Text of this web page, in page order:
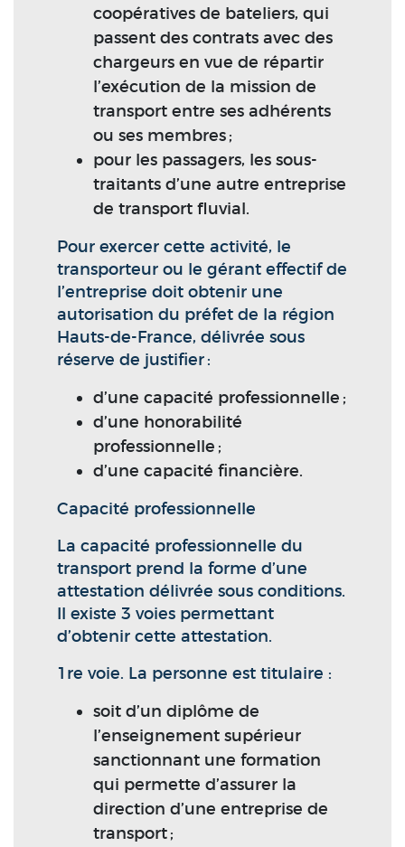
coopératives de bateliers, qui
passent des contrats avec des
chargeurs en vue de répartir
l’exécution de la mission de
transport entre ses adhérents
ou ses membres ;
pour les passagers, les sous-
traitants d’une autre entreprise
de transport fluvial.
Pour exercer cette activité, le
transporteur ou le gérant effectif de
l’entreprise doit obtenir une
autorisation du préfet de la région
Hauts-de-France, délivrée sous
réserve de justifier :
d’une capacité professionnelle ;
d’une honorabilité
professionnelle ;
d’une capacité financière.
Capacité professionnelle
La capacité professionnelle du
transport prend la forme d’une
attestation délivrée sous conditions.
Il existe 3 voies permettant
d’obtenir cette attestation.
1re voie. La personne est titulaire :
soit d’un diplôme de
l’enseignement supérieur
sanctionnant une formation
qui permette d’assurer la
direction d’une entreprise de
transport ;